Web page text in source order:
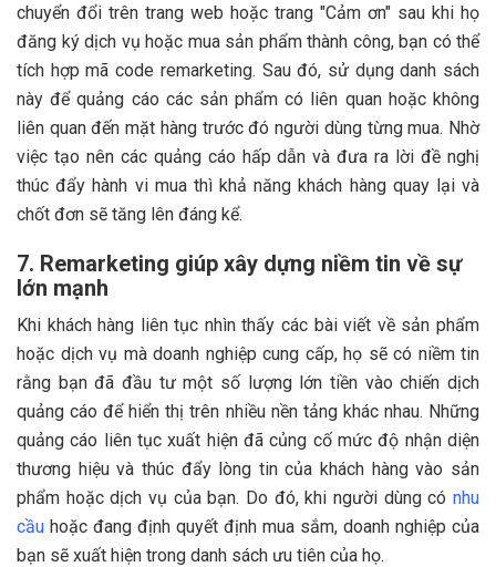
chuyển đổi trên trang web hoặc trang "Cảm ơn" sau khi họ
đăng ký dịch vụ hoặc mua sản phẩm thành công, bạn có thể
tích hợp mã code remarketing. Sau đó, sử dụng danh sách
này để quảng cáo các sản phẩm có liên quan hoặc không
liên quan đến mặt hàng trước đó người dùng từng mua. Nhờ
việc tạo nên các quảng cáo hấp dẫn và đưa ra lời đề nghị
thúc đẩy hành vi mua thì khả năng khách hàng quay lại và
chốt đơn sẽ tăng lên đáng kể.
7. Remarketing giúp xây dựng niềm tin về sự
lớn mạnh
Khi khách hàng liên tục nhìn thấy các bài viết về sản phẩm
hoặc dịch vụ mà doanh nghiệp cung cấp, họ sẽ có niềm tin
rằng bạn đã đầu tư một số lượng lớn tiền vào chiến dịch
quảng cáo để hiển thị trên nhiều nền tảng khác nhau. Những
quảng cáo liên tục xuất hiện đã củng cố mức độ nhận diện
thương hiệu và thúc đẩy lòng tin của khách hàng vào sản
phẩm hoặc dịch vụ của bạn. Do đó, khi người dùng có nhu
cầu hoặc đang định quyết định mua sắm, doanh nghiệp của
bạn sẽ xuất hiện trong danh sách ưu tiên của họ.